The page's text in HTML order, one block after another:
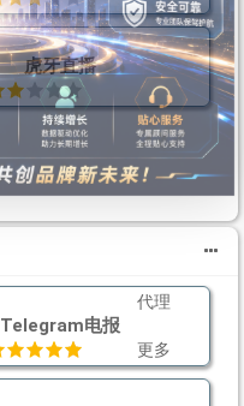
虎牙直播
Telegram电报
代理
更多